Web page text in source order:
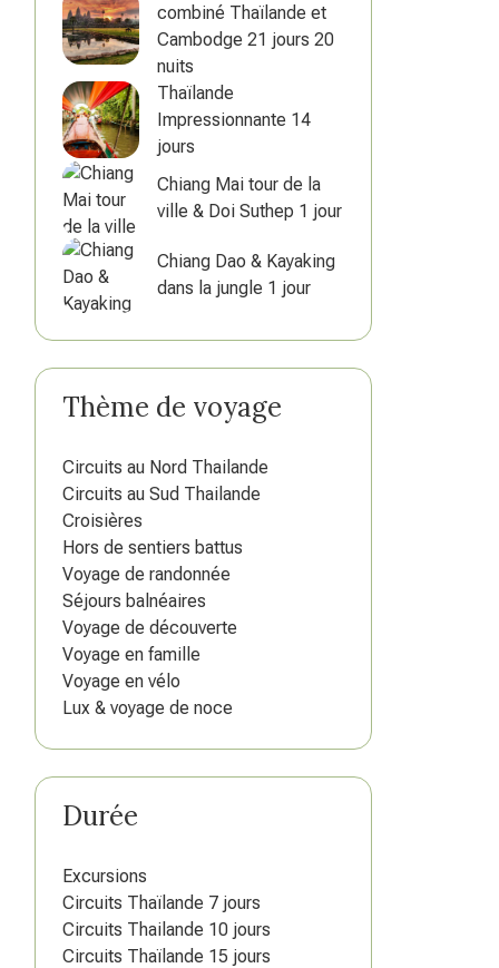
combiné Thaïlande et
Cambodge 21 jours 20
nuits
Thaïlande
Impressionnante 14
jours
Chiang Mai tour de la
ville & Doi Suthep 1 jour
Chiang Dao & Kayaking
dans la jungle 1 jour
Thème de voyage
Circuits au Nord Thailande
Circuits au Sud Thailande
Croisières
Hors de sentiers battus
Voyage de randonnée
Séjours balnéaires
Voyage de découverte
Voyage en famille
Voyage en vélo
Lux & voyage de noce
Durée
Excursions
Circuits Thaïlande 7 jours
Circuits Thailande 10 jours
Circuits Thaïlande 15 jours